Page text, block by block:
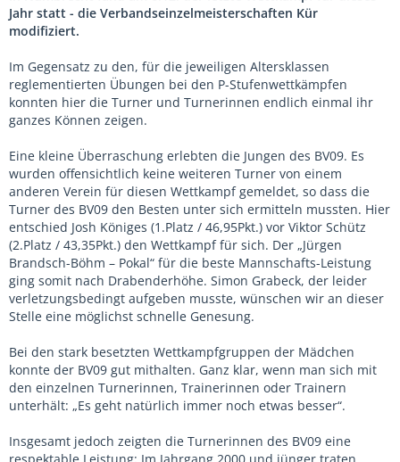
Jahr statt - die Verbandseinzelmeisterschaften Kür
modifiziert.
Im Gegensatz zu den, für die jeweiligen Altersklassen
reglementierten Übungen bei den P-Stufenwettkämpfen
konnten hier die Turner und Turnerinnen endlich einmal ihr
ganzes Können zeigen.
Eine kleine Überraschung erlebten die Jungen des BV09. Es
wurden offensichtlich keine weiteren Turner von einem
anderen Verein für diesen Wettkampf gemeldet, so dass die
Turner des BV09 den Besten unter sich ermitteln mussten. Hier
entschied Josh Königes (1.Platz / 46,95Pkt.) vor Viktor Schütz
(2.Platz / 43,35Pkt.) den Wettkampf für sich. Der „Jürgen
Brandsch-Böhm – Pokal“ für die beste Mannschafts-Leistung
ging somit nach Drabenderhöhe. Simon Grabeck, der leider
verletzungsbedingt aufgeben musste, wünschen wir an dieser
Stelle eine möglichst schnelle Genesung.
Bei den stark besetzten Wettkampfgruppen der Mädchen
konnte der BV09 gut mithalten. Ganz klar, wenn man sich mit
den einzelnen Turnerinnen, Trainerinnen oder Trainern
unterhält: „Es geht natürlich immer noch etwas besser“.
Insgesamt jedoch zeigten die Turnerinnen des BV09 eine